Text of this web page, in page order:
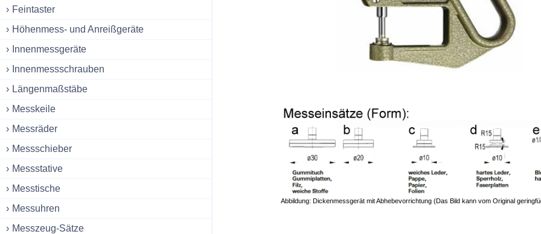
Abbildung: Dickenmessgerät mit Abhebevorrichtung (Das Bild kann vom Original
Feintaster
Höhenmess- und Anreißgeräte
Innenmessgeräte
Innenmessschrauben
Längenmaßstäbe
Messkeile
Messräder
Messschieber
Messstative
Messtische
Messuhren
Messzeug-Sätze